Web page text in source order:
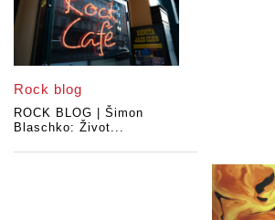
Rock blog
ROCK BLOG | Šimon
Blaschko: Život...